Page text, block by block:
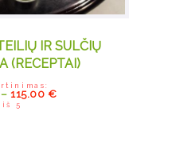
IR SULČIŲ
(RECEPTAI)
iš 5
– 115.00 €